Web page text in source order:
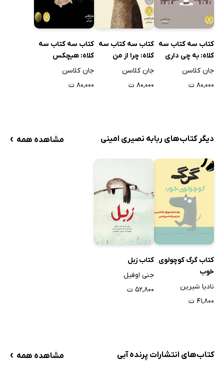
کتاب سه کتاب سه
کلاه: به چی داری
فکر می‌کنی؟
جان کلاسن
۸۰,۰۰۰ ت
کتاب سه کتاب سه
کلاه: چرا از من
می‌پرسی؟
جان کلاسن
۸۰,۰۰۰ ت
کتاب سه کتاب سه
کلاه: هیچکس
پیدایم نمی‌کند
جان کلاسن
۸۰,۰۰۰ ت
دیگر کتاب‌های ربابه نصیری امینی مشاهده همه ›
کتاب گرگ کوچولوی
خوب
نادیا شیرین
۴۱,۸۰۰ ت
کتاب زبل
جنی اوفیل
۵۲,۸۰۰ ت
کتاب‌های انتشارات پرنده آبی مشاهده همه ›